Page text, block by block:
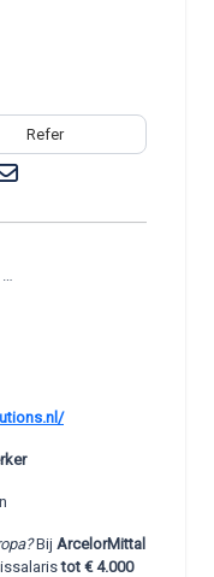
Refer
Bij ArcelorMittal
tot € 4.000